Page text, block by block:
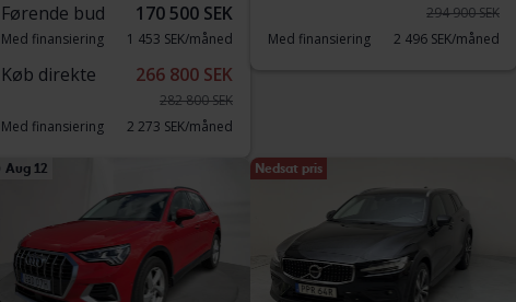
Førende bud 170 500 SEK
Med finansiering 1 453 SEK/måned
Køb direkte 266 800 SEK
282 800 SEK
Med finansiering
2 273 SEK/måned
294 900 SEK
Med finansiering
2 496 SEK/måned
Aug 12 Nedsat pris